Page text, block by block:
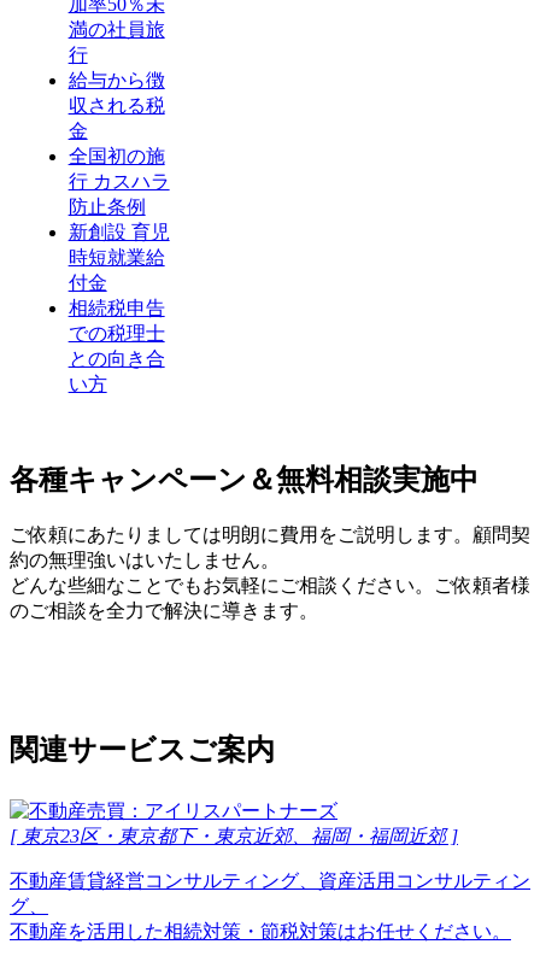
加率50％未
満の社員旅
行
給与から徴
収される税
金
全国初の施
行 カスハラ
防止条例
新創設 育児
時短就業給
付金
相続税申告
での税理士
との向き合
い方
各種キャンペーン＆無料相談実施中
ご依頼にあたりましては明朗に費用をご説明します。顧問契
約の無理強いはいたしません。
どんな些細なことでもお気軽にご相談ください。ご依頼者様
のご相談を全力で解決に導きます。
関連サービスご案内
[ 東京23区・東京都下・東京近郊、福岡・福岡近郊 ]
不動産賃貸経営コンサルティング、資産活用コンサルティン
グ、
不動産を活用した相続対策・節税対策はお任せください。